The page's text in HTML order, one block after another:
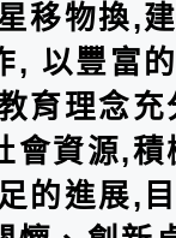
移物換,
, 以豐富
育理念
會資源,
的進展,